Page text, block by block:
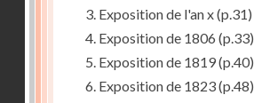
3. Exposition de l'an x(p.31)
4. Exposition de 1806 (p.33)
5. Exposition de 1819(p.40)
6. Exposition de 1823(p.48)